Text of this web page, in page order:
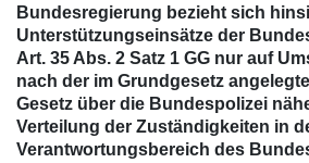
Bundesregierung bezieht sich
Unterstützungseinsätze der
Art. 35 Abs. 2 Satz 1 GG nur auf
nach der im Grundgesetz
Gesetz über die Bundespolizei
Verteilung der Zuständigkeiten in
Verantwortungsbereich des